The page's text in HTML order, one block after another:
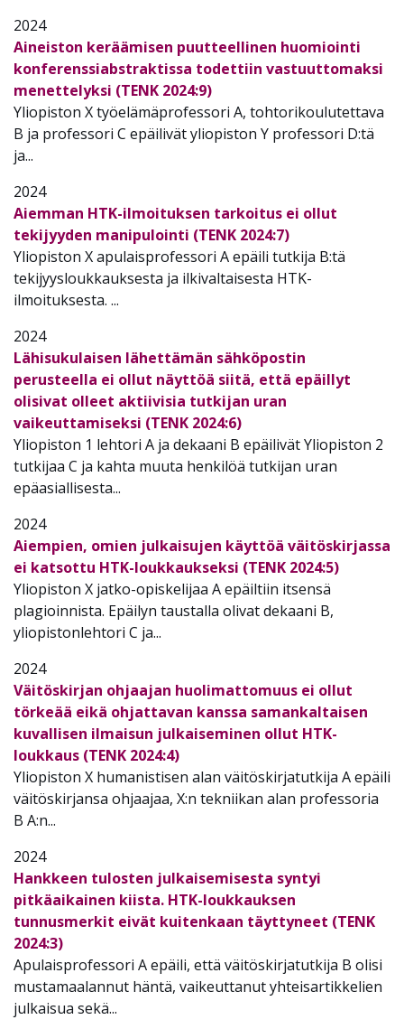
2024
Aineiston keräämisen puutteellinen huomiointi
konferenssiabstraktissa todettiin vastuuttomaksi
menettelyksi (TENK 2024:9)
Yliopiston X työelämäprofessori A, tohtorikoulutettava
B ja professori C epäilivät yliopiston Y professori D:tä
ja...
2024
Aiemman HTK-ilmoituksen tarkoitus ei ollut
tekijyyden manipulointi (TENK 2024:7)
Yliopiston X apulaisprofessori A epäili tutkija B:tä
tekijyysloukkauksesta ja ilkivaltaisesta HTK-
ilmoituksesta. ...
2024
Lähisukulaisen lähettämän sähköpostin
perusteella ei ollut näyttöä siitä, että epäillyt
olisivat olleet aktiivisia tutkijan uran
vaikeuttamiseksi (TENK 2024:6)
Yliopiston 1 lehtori A ja dekaani B epäilivät Yliopiston 2
tutkijaa C ja kahta muuta henkilöä tutkijan uran
epäasiallisesta...
2024
Aiempien, omien julkaisujen käyttöä väitöskirjassa
ei katsottu HTK-loukkaukseksi (TENK 2024:5)
Yliopiston X jatko-opiskelijaa A epäiltiin itsensä
plagioinnista. Epäilyn taustalla olivat dekaani B,
yliopistonlehtori C ja...
2024
Väitöskirjan ohjaajan huolimattomuus ei ollut
törkeää eikä ohjattavan kanssa samankaltaisen
kuvallisen ilmaisun julkaiseminen ollut HTK-
loukkaus (TENK 2024:4)
Yliopiston X humanistisen alan väitöskirjatutkija A epäili
väitöskirjansa ohjaajaa, X:n tekniikan alan professoria
B A:n...
2024
Hankkeen tulosten julkaisemisesta syntyi
pitkäaikainen kiista. HTK-loukkauksen
tunnusmerkit eivät kuitenkaan täyttyneet (TENK
2024:3)
Apulaisprofessori A epäili, että väitöskirjatutkija B olisi
mustamaalannut häntä, vaikeuttanut yhteisartikkelien
julkaisua sekä...